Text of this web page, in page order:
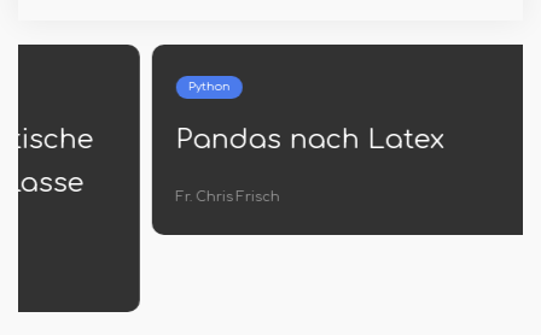
Pandas nach Latex
Fr. Chris Frisch